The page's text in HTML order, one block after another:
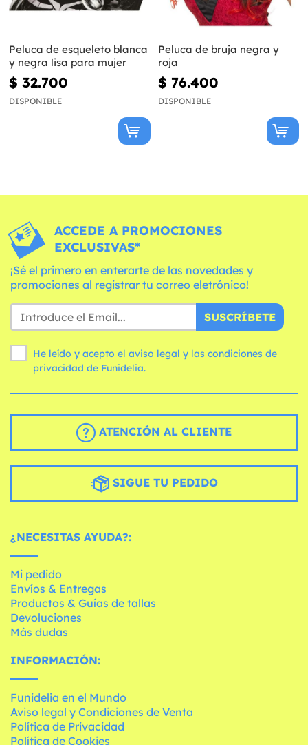
Peluca de esqueleto blanca
y negra lisa para mujer
$ 32.700
DISPONIBLE
Peluca de bruja negra y
roja
$ 76.400
DISPONIBLE
ACCEDE A PROMOCIONES
EXCLUSIVAS*
¡Sé el primero en enterarte de las novedades y
promociones al registrar tu correo eletrónico!
SUSCRÍBETE
He leído y acepto el aviso legal y las condiciones
privacidad de Funidelia.
ATENCIÓN AL CLIENTE
SIGUE TU PEDIDO
¿NECESITAS AYUDA?:
Mi pedido
Envíos & Entregas
Productos & Guías de tallas
Devoluciones
Más dudas
INFORMACIÓN:
Funidelia en el Mundo
Aviso legal y Condiciones de Venta
Política de Privacidad
Política de Cookies